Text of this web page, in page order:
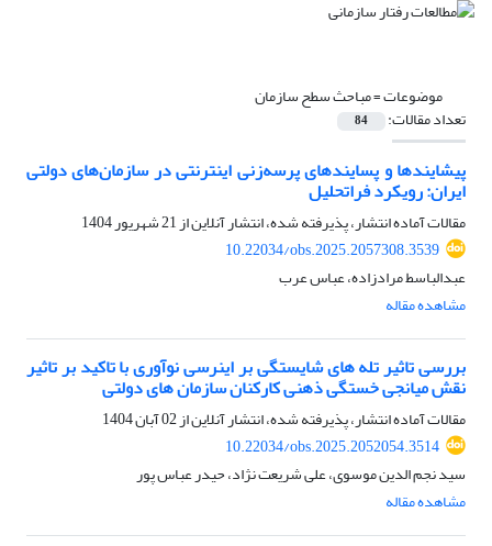
موضوعات =مباحث سطح سازمان
تعداد مقالات: 84
پیشایندها و پسایندهای پرسه‌زنی اینترنتی در سازمان‌های دولتی
ایران: رویکرد فراتحلیل
مقالات آماده انتشار، پذیرفته شده، انتشار آنلاین از21 شهریور 1404
10.22034/obs.2025.2057308.3539
عبدالباسط مرادزاده، عباس عرب
مشاهده مقاله
بررسی تاثیر تله های شایستگی بر اینرسی نوآوری با تاکید بر تاثیر
نقش میانجی خستگی ذهنی کارکنان سازمان های دولتی
مقالات آماده انتشار، پذیرفته شده، انتشار آنلاین از02 آبان 1404
10.22034/obs.2025.2052054.3514
سید نجم الدین موسوی، علی شریعت نژاد، حیدر عباس پور
مشاهده مقاله